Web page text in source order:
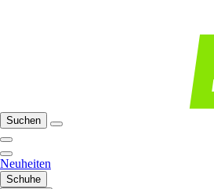
Suchen
Neuheiten
Schuhe